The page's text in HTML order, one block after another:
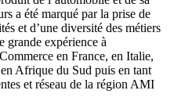
a été marqué par la prise de
et d’une diversité des métiers
grande expérience à
en France, en Italie,
Afrique du Sud puis en tant
et réseau de la région AMI